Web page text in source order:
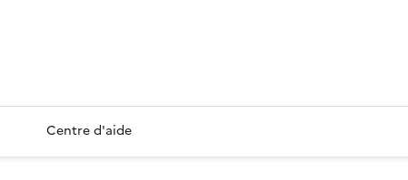
Centre d'aide